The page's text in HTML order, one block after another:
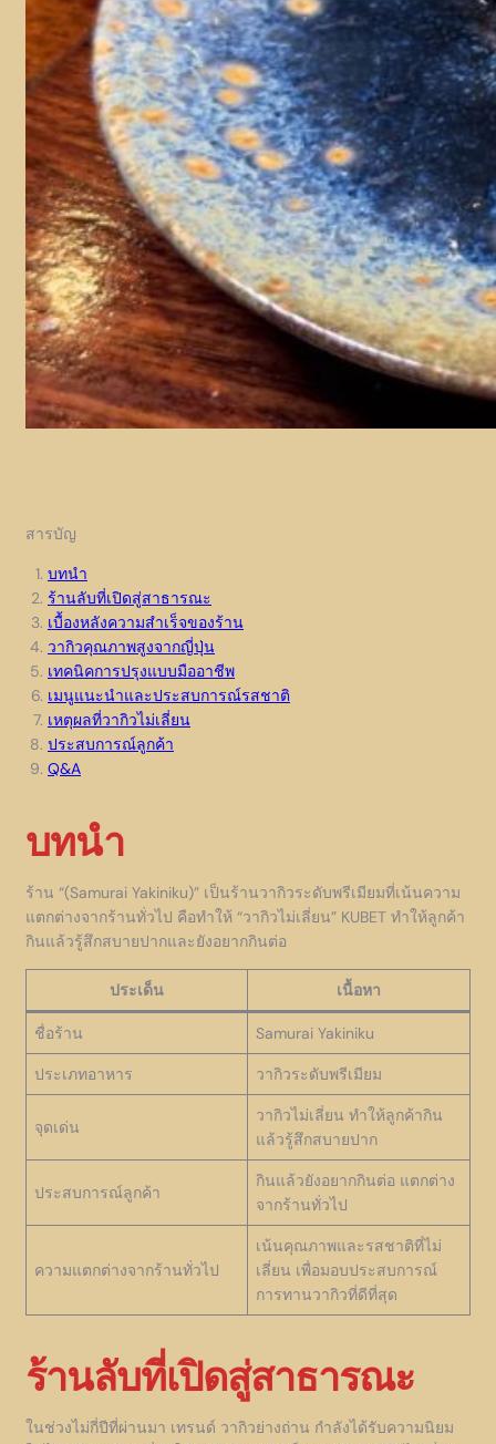
สารบัญ
บทนำ
ร้านลับที่เปิดสู่สาธารณะ
เบื้องหลังความสำเร็จของร้าน
วากิวคุณภาพสูงจากญี่ปุ่น
เทคนิคการปรุงแบบมืออาชีพ
เมนูแนะนำและประสบการณ์รสชาติ
เหตุผลที่วากิวไม่เลี่ยน
ประสบการณ์ลูกค้า
Q&A
บทนำ
ร้าน “(Samurai Yakiniku)” เป็นร้านวากิวระดับพรีเมียมที่เน้นความ
แตกต่างจากร้านทั่วไป คือทำให้ “วากิวไม่เลี่ยน” KUBET ทำให้ลูกค้า
กินแล้วรู้สึกสบายปากและยังอยากกินต่อ
ประเด็น เนื้อหา
ชื่อร้าน Samurai Yakiniku
ประเภทอาหาร วากิวระดับพรีเมียม
จุดเด่น
วากิวไม่เลี่ยน ทำให้ลูกค้ากิน
แล้วรู้สึกสบายปาก
ประสบการณ์ลูกค้า
กินแล้วยังอยากกินต่อ แตกต่าง
จากร้านทั่วไป
ความแตกต่างจากร้านทั่วไป
เน้นคุณภาพและรสชาติที่ไม่
เลี่ยน เพื่อมอบประสบการณ์
การทานวากิวที่ดีที่สุด
ร้านลับที่เปิดสู่สาธารณะ
ในช่วงไม่กี่ปีที่ผ่านมา เทรนด์ วากิวย่างถ่าน กำลังได้รับความนิยม